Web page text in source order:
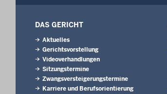
DAS GERICHT
Aktuelles
Gerichtsvorstellung
Videoverhandlungen
Sitzungstermine
Zwangsversteigerungstermine
Karriere und Berufsorientierung